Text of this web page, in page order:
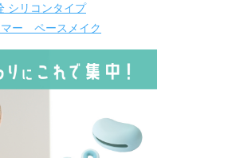
シリコンタイプ
ー ペースメイク